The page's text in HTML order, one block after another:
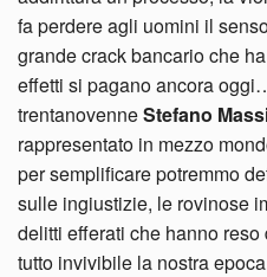
fa perdere agli uomini il
grande crack bancario che
effetti si pagano ancora
trentanovenneStefano
rappresentato in mezzo
per semplificare potremmo
sulle ingiustizie, le rovinose
delitti efferati che hanno
tutto invivibile la nostra